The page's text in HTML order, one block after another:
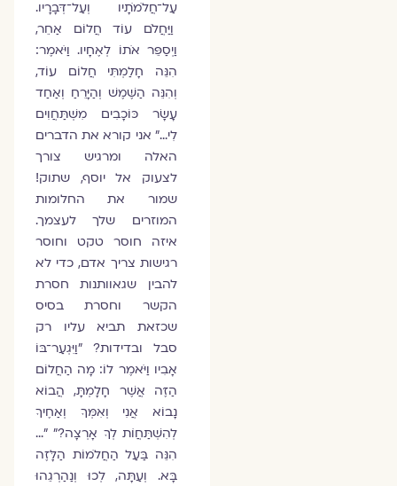
עַל־חֲלֹמֹתָיו וְעַל־דְּבָרָיו.
וַיַּחֲלֹם עוֹד חֲלוֹם אַחֵר,
וַיְסַפֵּר אֹתוֹ לְאֶחָיו. וַיֹּאמֶר:
הִנֵּה חָלַמְתִּי חֲלוֹם עוֹד,
וְהִנֵּה הַשֶּׁמֶשׁ וְהַיָּרֵחַ וְאַחַד
עָשָׂר כּוֹכָבִים מִשְׁתַּחֲוִים
לִי…" אני קורא את הדברים
האלה ומרגיש צורך
לצעוק אל יוסף, שתוק!
שמור את החלומות
המוזרים שלך לעצמך.
איזה חוסר טקט וחוסר
רגישות צריך אדם, כדי לא
להבין שגאוותנות חסרת
הקשר וחסרת בסיס
שכזאת תביא עליו רק
סבל ובדידות? "וַיִּגְעַר־בּוֹ
אָבִיו וַיֹּאמֶר לוֹ: מָה הַחֲלוֹם
הַזֶּה אֲשֶׁר חָלָמְתָּ, הֲבוֹא
נָבוֹא אֲנִי וְאִמְּךָ וְאַחֶיךָ
לְהִשְׁתַּחֲוֺת לְךָ אָרְצָה?" "…
הִנֵּה בַּעַל הַחֲלֹמוֹת הַלָּזֶה
בָּא. וְעַתָּה, לְכוּ וְנַהַרְגֵהוּ